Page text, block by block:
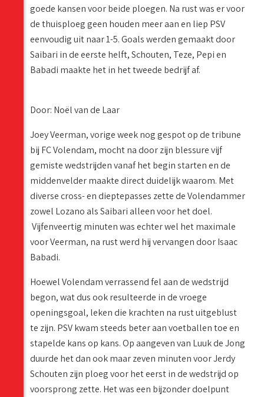
goede kansen voor beide ploegen. Na rust was er voor
de thuisploeg geen houden meer aan en liep PSV
eenvoudig uit naar 1-5. Goals werden gemaakt door
Saibari in de eerste helft, Schouten, Teze, Pepi en
Babadi maakte het in het tweede bedrijf af.
Door: Noël van de Laar
Joey Veerman, vorige week nog gespot op de tribune
bij FC Volendam, mocht na door zijn blessure vijf
gemiste wedstrijden vanaf het begin starten en de
middenvelder maakte direct duidelijk waarom. Met
diverse cross- en dieptepasses zette de Volendammer
zowel Lozano als Saibari alleen voor het doel.
Vijfenveertig minuten was echter wel het maximale
voor Veerman, na rust werd hij vervangen door Isaac
Babadi.
Hoewel Volendam verrassend fel aan de wedstrijd
begon, wat dus ook resulteerde in de vroege
openingsgoal, leken die krachten na rust uitgeblust
te zijn. PSV kwam steeds beter aan voetballen toe en
stapelde kans op kans. Op aangeven van Luuk de Jong
duurde het dan ook maar zeven minuten voor Jerdy
Schouten zijn ploeg voor het eerst in de wedstrijd op
voorsprong zette. Het was een bijzonder doelpunt